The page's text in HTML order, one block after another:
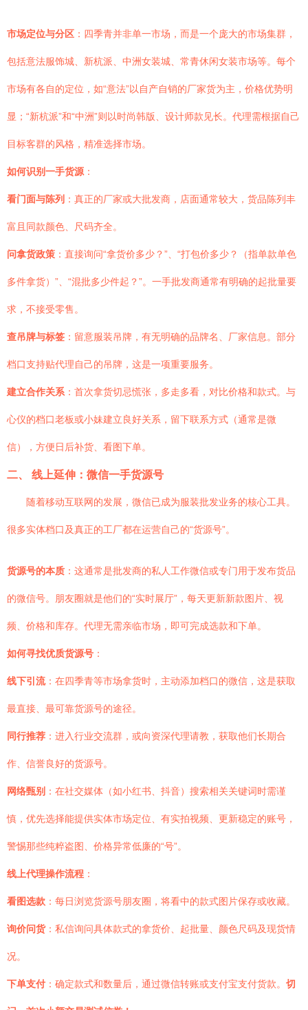
市场定位与分区 ：四季青并非单一市场，而是一个庞大的市场集群，
包括意法服饰城、新杭派、中洲女装城、常青休闲女装市场等。每个
市场有各自的定位，如“意法”以自产自销的厂家货为主，价格优势明
显；“新杭派”和“中洲”则以时尚韩版、设计师款见长。代理需根据自己
目标客群的风格，精准选择市场。
如何识别一手货源 ：
看门面与陈列 ：真正的厂家或大批发商，店面通常较大，货品陈列丰
富且同款颜色、尺码齐全。
问拿货政策 ：直接询问“拿货价多少？”、“打包价多少？（指单款单色
多件拿货）”、“混批多少件起？”。一手批发商通常有明确的起批量要
求，不接受零售。
查吊牌与标签 ：留意服装吊牌，有无明确的品牌名、厂家信息。部分
档口支持贴代理自己的吊牌，这是一项重要服务。
建立合作关系 ：首次拿货切忌慌张，多走多看，对比价格和款式。与
心仪的档口老板或小妹建立良好关系，留下联系方式（通常是微
信），方便日后补货、看图下单。
二、 线上延伸：微信一手货源号
随着移动互联网的发展，微信已成为服装批发业务的核心工具。
很多实体档口及真正的工厂都在运营自己的“货源号”。
货源号的本质 ：这通常是批发商的私人工作微信或专门用于发布货品
的微信号。朋友圈就是他们的“实时展厅”，每天更新新款图片、视
频、价格和库存。代理无需亲临市场，即可完成选款和下单。
如何寻找优质货源号 ：
线下引流：在四季青等市场拿货时，主动添加档口的微信，这是获取
最直接、最可靠货源号的途径。
同行推荐 ：进入行业交流群，或向资深代理请教，获取他们长期合
作、信誉良好的货源号。
网络甄别 ：在社交媒体（如小红书、抖音）搜索相关关键词时需谨
慎，优先选择能提供实体市场定位、有实拍视频、更新稳定的账号，
警惕那些纯粹盗图、价格异常低廉的“号”。
线上代理操作流程 ：
看图选款 ：每日浏览货源号朋友圈，将看中的款式图片保存或收藏。
询价问货：私信询问具体款式的拿货价、起批量、颜色尺码及现货情
况。
下单支付 ：确定款式和数量后，通过微信转账或支付宝支付货款。 切